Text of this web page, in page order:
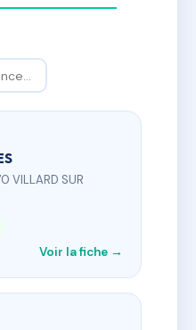
VILLARD SUR
Voir la fiche →